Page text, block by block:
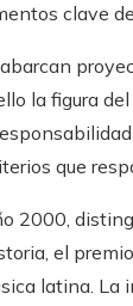
clave
la figura
que
2000,
el
latina.